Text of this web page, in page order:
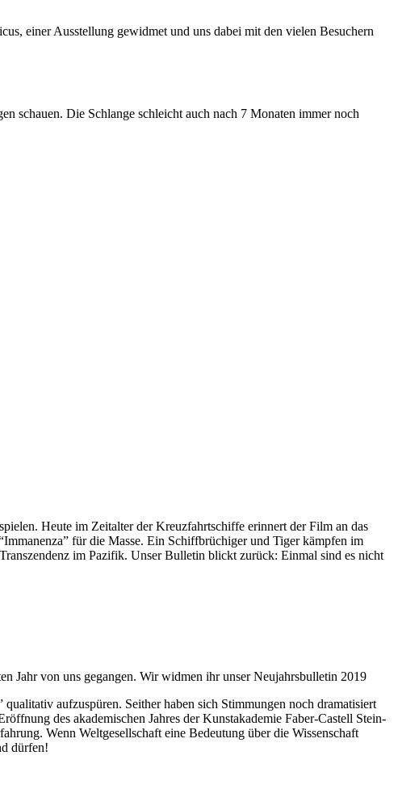
einer Ausstellung gewidmet und uns dabei mit den vielen Besuchern
schauen. Die Schlange schleicht auch nach 7 Monaten immer noch
Heute im Zeitalter der Kreuzfahrtschiffe erinnert der Film an das
für die Masse. Ein Schiffbrüchiger und Tiger kämpfen im
im Pazifik. Unser Bulletin blickt zurück: Einmal sind es nicht
Jahr von uns gegangen. Wir widmen ihr unser Neujahrsbulletin 2019
aufzuspüren. Seither haben sich Stimmungen noch dramatisiert
des akademischen Jahres der Kunstakademie Faber-Castell Stein-
Wenn Weltgesellschaft eine Bedeutung über die Wissenschaft
dürfen!